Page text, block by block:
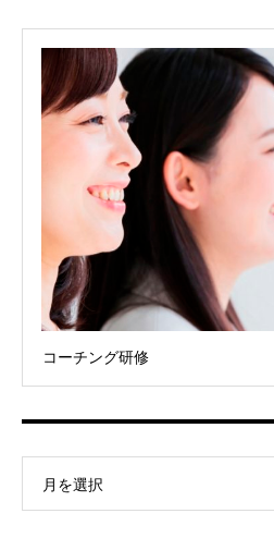
コーチング研修
月を選択